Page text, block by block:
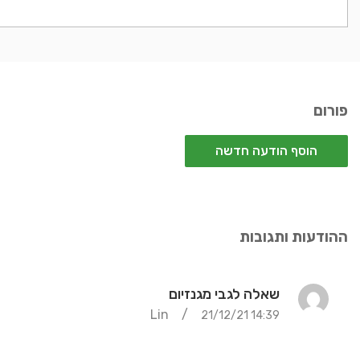
פורום
הוסף הודעה חדשה
ההודעות ותגובות
שאלה לגבי מגנזיום
Lin / 21/12/21 14:39